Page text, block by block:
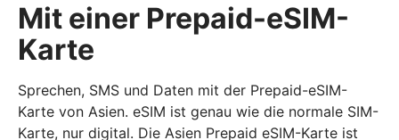
Mit einer Prepaid-eSIM-
Karte
Sprechen, SMS und Daten mit der Prepaid-eSIM-
Karte von Asien. eSIM ist genau wie die normale SIM-
Karte, nur digital. Die Asien Prepaid eSIM-Karte ist